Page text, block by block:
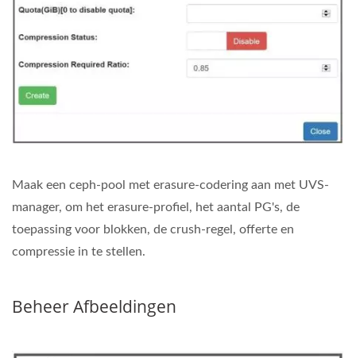
Maak een ceph-pool met erasure-codering aan met UVS-
manager, om het erasure-profiel, het aantal PG's, de
toepassing voor blokken, de crush-regel, offerte en
compressie in te stellen.
Beheer Afbeeldingen